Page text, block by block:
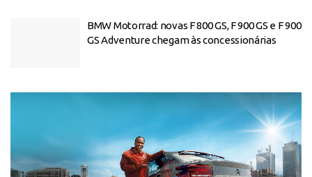
BMW Motorrad: novas F 800 GS, F 900 GS e F 900
GS Adventure chegam às concessionárias